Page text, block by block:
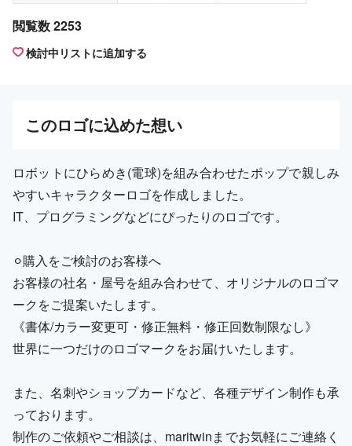
閲覧数 2253
検討中リストに追加する
このロゴに込めた想い
ロボットにひらめき(電球)を組み合わせたポップで親しみ
やすいキャラクターロゴを作成しました。
IT、プログラミングなどにぴったりのロゴです。
⚪︎購入をご検討のお客様へ
お客様の社名・屋号を組み合わせて、オリジナルのロゴマ
ークをご提案いたします。
《書体/カラー変更可・修正無料・修正回数制限なし》
世界に一つだけのロゴマークをお届けいたします。
また、名刺やショップカードなど、各種デザイン制作も承
っております。
制作のご依頼やご相談は、maritwinまでお気軽にご連絡く